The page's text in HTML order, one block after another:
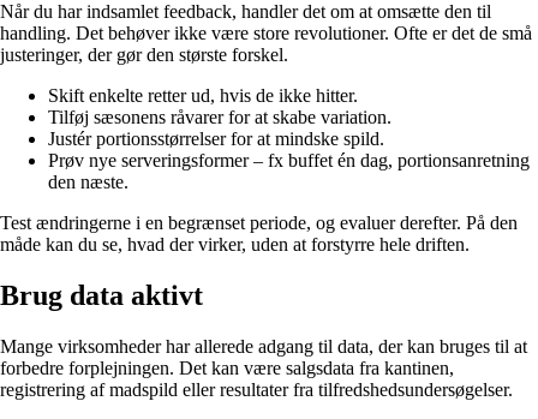
Når du har indsamlet feedback, handler det om at omsætte den til
handling. Det behøver ikke være store revolutioner. Ofte er det de små
justeringer, der gør den største forskel.
Skift enkelte retter ud, hvis de ikke hitter.
Tilføj sæsonens råvarer for at skabe variation.
Justér portionsstørrelser for at mindske spild.
Prøv nye serveringsformer – fx buffet én dag, portionsanretning
den næste.
Test ændringerne i en begrænset periode, og evaluer derefter. På den
måde kan du se, hvad der virker, uden at forstyrre hele driften.
Brug data aktivt
Mange virksomheder har allerede adgang til data, der kan bruges til at
forbedre forplejningen. Det kan være salgsdata fra kantinen,
registrering af madspild eller resultater fra tilfredshedsundersøgelser.